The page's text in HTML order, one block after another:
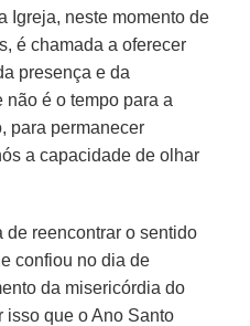
Igreja, neste momento de
é chamada a oferecer
presença e da
é o tempo para a
para permanecer
a capacidade de olhar
de reencontrar o sentido
confiou no dia de
da misericórdia do
isso que o Ano Santo